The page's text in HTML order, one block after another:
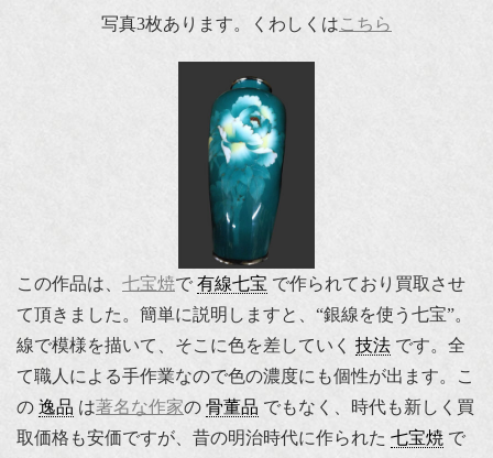
写真3枚あります。くわしくはこちら
この作品は、 七宝焼で 有線七宝 で作られており買取させ
て頂きました。簡単に説明しますと、“銀線を使う七宝”。
線で模様を描いて、そこに色を差していく 技法 です。全
て職人による手作業なので色の濃度にも個性が出ます。こ
の 逸品 は著名な作家の 骨董品 でもなく、時代も新しく買
取価格も安価ですが、昔の明治時代に作られた 七宝焼 で